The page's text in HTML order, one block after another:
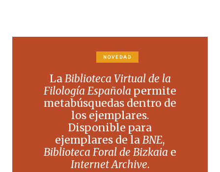
NOVEDAD
LaBiblioteca Virtual de la
Filología Española permite
metabúsquedas dentro de
los ejemplares.
Disponible para
ejemplares de laBNE,
Biblioteca Foral de Bizkaia e
Internet Archive.